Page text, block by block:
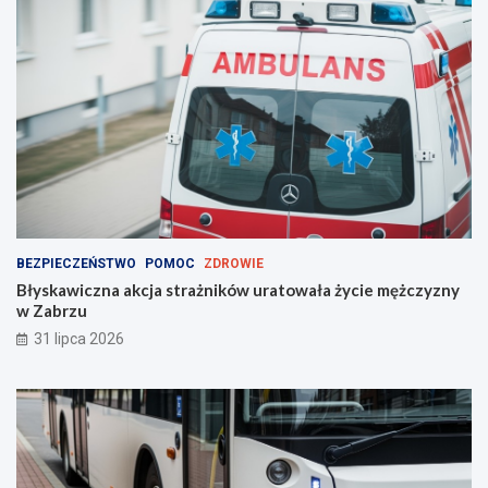
?
BEZPIECZEŃSTWO POMOC ZDROWIE
Błyskawiczna akcja strażników uratowała życie mężczyzny
w Zabrzu
31 lipca 2026